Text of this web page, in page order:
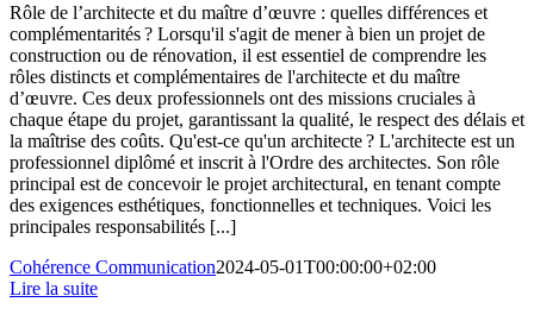
Rôle de l’architecte et du maître d’œuvre : quelles différences et
complémentarités ? Lorsqu'il s'agit de mener à bien un projet de
construction ou de rénovation, il est essentiel de comprendre les
rôles distincts et complémentaires de l'architecte et du maître
d’œuvre. Ces deux professionnels ont des missions cruciales à
chaque étape du projet, garantissant la qualité, le respect des délais et
la maîtrise des coûts. Qu'est-ce qu'un architecte ? L'architecte est un
professionnel diplômé et inscrit à l'Ordre des architectes. Son rôle
principal est de concevoir le projet architectural, en tenant compte
des exigences esthétiques, fonctionnelles et techniques. Voici les
principales responsabilités [...]
Cohérence Communication2024-05-01T00:00:00+02:00
Lire la suite